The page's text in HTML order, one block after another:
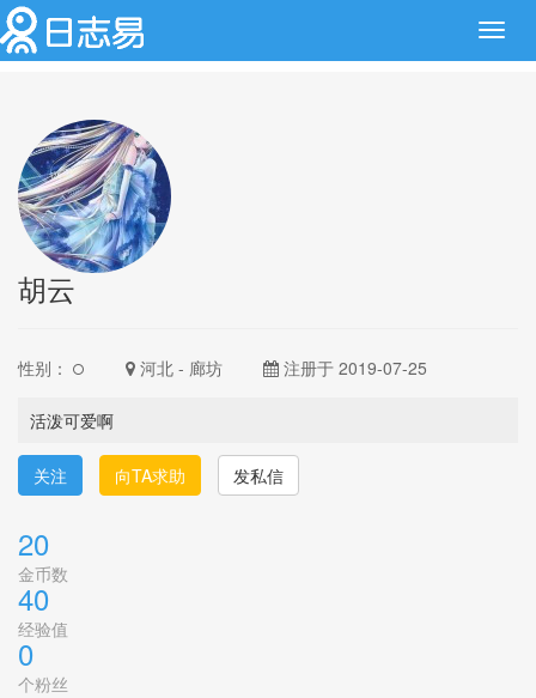
胡云
性别： 河北 - 廊坊 注册于 2019-07-25
活泼可爱啊
关注 向TA求助 发私信
20
金币数
40
经验值
0
个粉丝